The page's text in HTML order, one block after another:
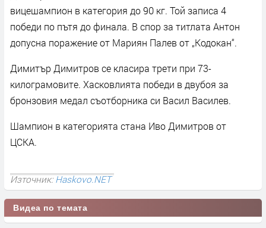
вицешампион в категория до 90 кг. Той записа 4
победи по пътя до финала. В спор за титлата Антон
допусна поражение от Мариян Палев от „Кодокан“.
Димитър Димитров се класира трети при 73-
килограмовите. Хасковлията победи в двубоя за
бронзовия медал съотборника си Васил Василев.
Шампион в категорията стана Иво Димитров от
ЦСКА.
Източник:Haskovo.NET
Видеа по темата